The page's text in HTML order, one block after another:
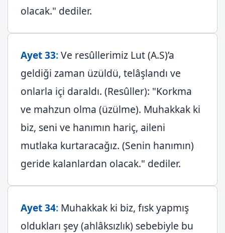
olacak." dediler.
Ayet 33:Ve resûllerimiz Lut (A.S)’a
geldiği zaman üzüldü, telâşlandı ve
onlarla içi daraldı. (Resûller): "Korkma
ve mahzun olma (üzülme). Muhakkak ki
biz, seni ve hanımın hariç, aileni
mutlaka kurtaracağız. (Senin hanımın)
geride kalanlardan olacak." dediler.
Ayet 34: Muhakkak ki biz, fısk yapmış
oldukları şey (ahlâksızlık) sebebiyle bu